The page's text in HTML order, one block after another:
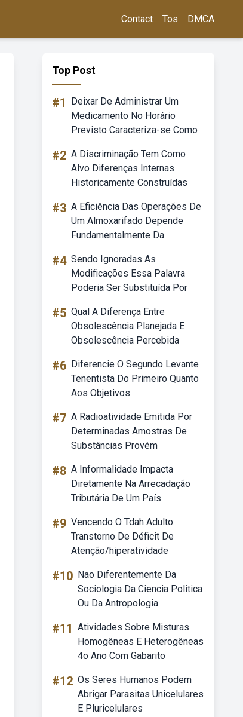
Contact Tos DMCA
Top Post
#1
Deixar De Administrar Um
Medicamento No Horário
Previsto Caracteriza-se Como
#2 A Discriminação Tem Como
Alvo Diferenças Internas
Historicamente Construídas
#3 A Eficiência Das Operações De
Um Almoxarifado Depende
Fundamentalmente Da
#4 Sendo Ignoradas As
Modificações Essa Palavra
Poderia Ser Substituída Por
#5 Qual A Diferença Entre
Obsolescência Planejada E
Obsolescência Percebida
#6 Diferencie O Segundo Levante
Tenentista Do Primeiro Quanto
Aos Objetivos
#7 A Radioatividade Emitida Por
Determinadas Amostras De
Substâncias Provém
#8 A Informalidade Impacta
Diretamente Na Arrecadação
Tributária De Um País
#9 Vencendo O Tdah Adulto:
Transtorno De Déficit De
Atenção/hiperatividade
#10 Nao Diferentemente Da
Sociologia Da Ciencia Politica
Ou Da Antropologia
#11 Atividades Sobre Misturas
Homogêneas E Heterogêneas
4o Ano Com Gabarito
#12 Os Seres Humanos Podem
Abrigar Parasitas Unicelulares
E Pluricelulares